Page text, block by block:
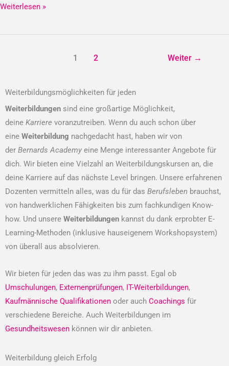
Weiterlesen »
1 2 Weiter →
Weiterbildungsmöglichkeiten für jeden
Weiterbildungen sind eine großartige Möglichkeit,
deine Karriere voranzutreiben. Wenn du auch schon über
eine Weiterbildung nachgedacht hast, haben wir von
der Bernards Academy eine Menge interessanter Angebote für
dich. Wir bieten eine Vielzahl an Weiterbildungskursen an, die
deine Karriere auf das nächste Level bringen. Unsere erfahrenen
Dozenten vermitteln alles, was du für das Berufsleben brauchst,
von handwerklichen Fähigkeiten bis zum fachkundigen Know-
how. Und unsere Weiterbildungen kannst du dank erprobter E-
Learning-Methoden (inklusive hauseigenem Workshopsystem)
von überall aus absolvieren.
Wir bieten für jeden das was zu ihm passt. Egal ob
Umschulungen, Externenprüfungen, IT-Weiterbildungen,
Kaufmännische Qualifikationen oder auch Coachings für
verschiedene Bereiche. Auch Weiterbildungen im
Gesundheitswesen können wir dir anbieten.
Weiterbildung gleich Erfolg